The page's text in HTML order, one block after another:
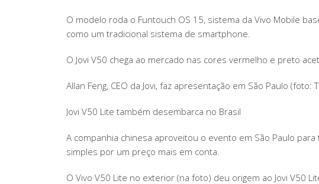
O modelo roda o Funtouch OS 15, sistema da Vivo Mobile
como um tradicional sistema de smartphone.
O Jovi V50 chega ao mercado nas cores vermelho e preto
Allan Feng, CEO da Jovi, faz apresentação em São Paulo (foto:
Jovi V50 Lite também desembarca no Brasil
A companhia chinesa aproveitou o evento em São Paulo
simples por um preço mais em conta.
O Vivo V50 Lite no exterior (na foto) deu origem ao Jovi V50